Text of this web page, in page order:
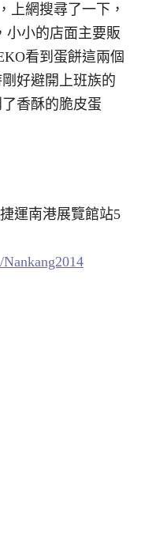
上網搜尋了一下，
小小的店面主要販
看到蛋餅這兩個
好避開上班族的
香酥的脆皮蛋
運南港展覽館站5